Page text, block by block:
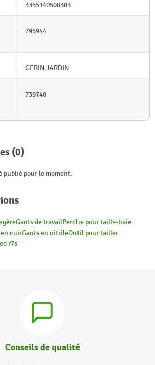
3355140508303
795944
GERIN JARDIN
739740
(0)
publié pour le moment.
Gants de travailPerche pour taille-haie
cuirGants en nitrileOutil pour tailler
r7s
Conseils de qualité